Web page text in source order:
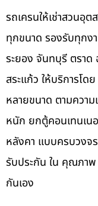
รถเครนให้เช่าสวนอุต
ทุกขนาด รองรับทุกง
ระยอง จันทบุรี ตราด
สระแก้ว ให้บริการโด
หลายขนาด ตามควา
หนัก ยกตู้คอนเทนเน
หลังคา แบบครบวงจ
รับประกัน ใน คุณภาพ
กันเอง